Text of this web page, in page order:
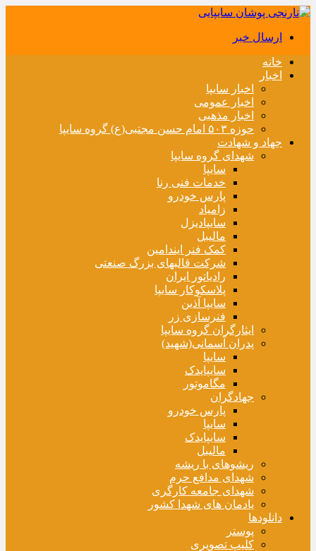
ارسال خبر
خانه
اخبار
اخبار سایپا
اخبار عمومی
اخبار مذهبی
حوزه ۵۰۳ امام حسن مجتبی(ع) گروه سایپا
جهاد و شهادت
شهدای گروه سایپا
سایپا
خدمات فنی رنا
پارس خودرو
زامیاد
سایپادیزل
مالیبل
کمک فنر ایندامین
شرکت قالبهای بزرگ صنعتی
رادیاتور ایران
پلاسکوکار سایپا
سایپا آذین
فنرسازی زر
ایثارگران گروه سایپا
پدران آسمانی(شهید)
سایپا
سایپایدک
مگاموتور
جهادگران
پارس خودرو
سایپا
سایپایدک
مالیبل
ریشوهای با ریشه
شهدای مدافع حرم
شهدای جامعه کارگری
یادمان های شهدا کشور
دانلودها
پوستر
کلیپ تصویری